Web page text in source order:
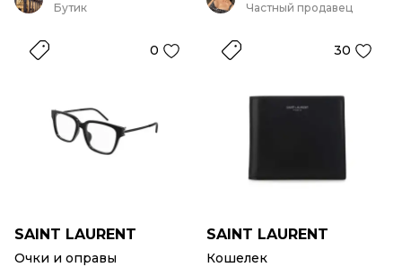
Бутик
0
SAINT LAURENT
Очки и оправы
Частный продавец
30
SAINT LAURENT
Кошелек